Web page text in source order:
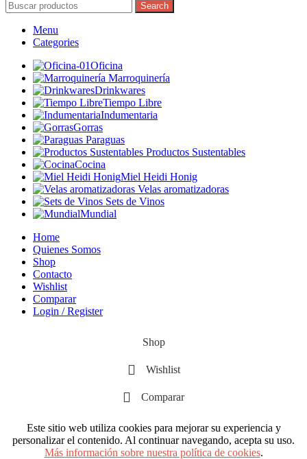
Search
Menu
Categories
Oficina
Marroquinería
Drinkwares
Tiempo Libre
Indumentaria
Gorras
Paraguas
Productos Sustentables
Cocina
Miel Heidi Honig
Velas aromatizadoras
Sets de Vinos
Mundial
Home
Quienes Somos
Shop
Contacto
Wishlist
Comparar
Login / Register
Shop
Wishlist
Comparar
Este sitio web utiliza cookies para mejorar su experiencia y
personalizar el contenido. Al continuar navegando, acepta su uso.
Más información sobre nuestra política de cookies.